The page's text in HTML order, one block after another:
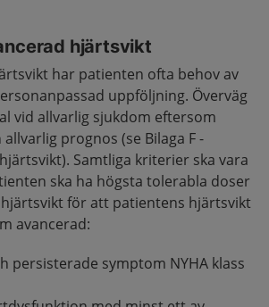
hjärtsvikt
har patienten ofta behov av
uppföljning. Överväg
vid allvarlig sjukdom eftersom
prognos (se Bilaga F -
Samtliga kriterier ska vara
ska ha högsta tolerabla doser
för att patientens hjärtsvikt
avancerad:
persisterade symptom NYHA klass